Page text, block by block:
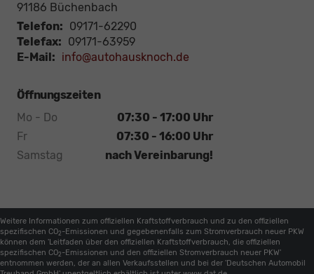
91186 Büchenbach
Telefon: 09171-62290
Telefax: 09171-63959
E-Mail: info@autohausknoch.de
Öffnungszeiten
Mo - Do
07:30 - 17:00 Uhr
Fr
07:30 - 16:00 Uhr
Samstag
nach Vereinbarung!
Weitere Informationen zum offiziellen Kraftstoffverbrauch und zu den offiziellen
spezifischen CO2 -Emissionen und gegebenenfalls zum Stromverbrauch neuer PKW
können dem 'Leitfaden über den offiziellen Kraftstoffverbrauch, die offiziellen
spezifischen CO2 -Emissionen und den offiziellen Stromverbrauch neuer PKW'
entnommen werden, der an allen Verkaufsstellen und bei der 'Deutschen Automobil